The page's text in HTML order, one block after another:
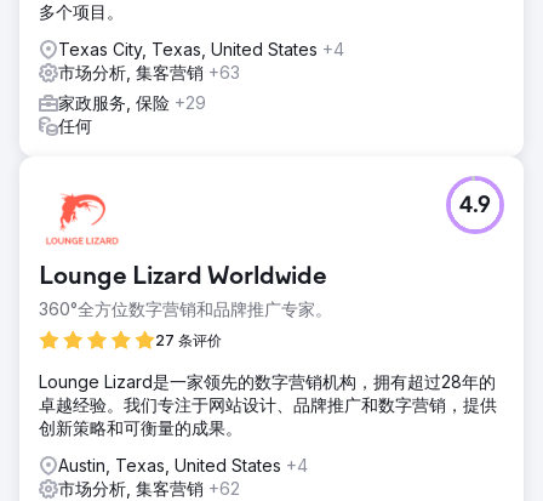
多个项目。
Texas City, Texas, United States +4
市场分析, 集客营销 +63
家政服务, 保险 +29
任何
Lounge Lizard Worldwide
360°全方位数字营销和品牌推广专家。
27 条评价
4.9
Lounge Lizard是一家领先的数字营销机构，拥有超过28年的
卓越经验。我们专注于网站设计、品牌推广和数字营销，提供
创新策略和可衡量的成果。
Austin, Texas, United States +4
市场分析, 集客营销 +62